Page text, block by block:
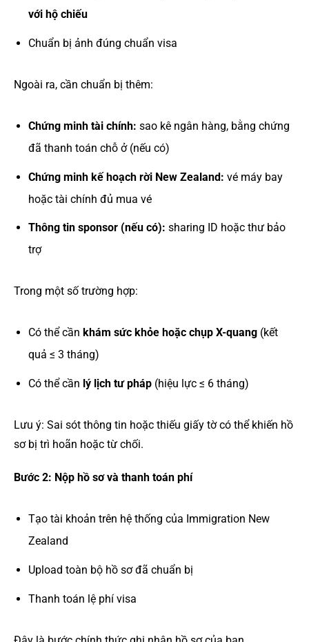
với hộ chiếu
Chuẩn bị ảnh đúng chuẩn visa
Ngoài ra, cần chuẩn bị thêm:
Chứng minh tài chính: sao kê ngân hàng, bằng chứng
đã thanh toán chỗ ở (nếu có)
Chứng minh kế hoạch rời New Zealand: vé máy bay
hoặc tài chính đủ mua vé
Thông tin sponsor (nếu có): sharing ID hoặc thư bảo
trợ
Trong một số trường hợp:
Có thể cần khám sức khỏe hoặc chụp X-quang(kết
quả ≤ 3 tháng)
Có thể cần lý lịch tư pháp(hiệu lực ≤ 6 tháng)
Lưu ý: Sai sót thông tin hoặc thiếu giấy tờ có thể khiến hồ
sơ bị trì hoãn hoặc từ chối.
Bước 2: Nộp hồ sơ và thanh toán phí
Tạo tài khoản trên hệ thống của Immigration New
Zealand
Upload toàn bộ hồ sơ đã chuẩn bị
Thanh toán lệ phí visa